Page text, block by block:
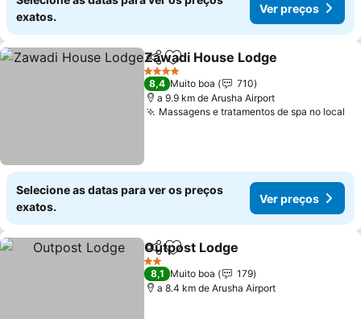
exatos.
Ver preços
PartilharAdicionar aos favoritos
Zawadi House Lodge
4 Estrelas
8,4 Muito boa
710
a 9.9 km de Arusha Airport
Massagens e tratamentos de spa no local
Selecione as datas para ver os preços
exatos.
Ver preços
PartilharAdicionar aos favoritos
Outpost Lodge
2 Estrelas
8,1 Muito boa
179
a 8.4 km de Arusha Airport